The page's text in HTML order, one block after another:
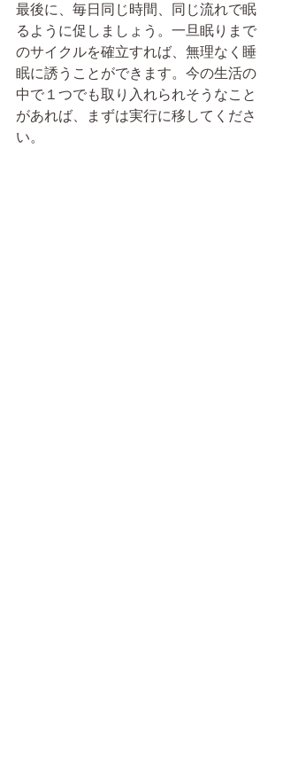
最後に、毎日同じ時間、同じ流れで眠
るように促しましょう。一旦眠りまで
のサイクルを確立すれば、無理なく睡
眠に誘うことができます。今の生活の
中で１つでも取り入れられそうなこと
があれば、まずは実行に移してくださ
い。